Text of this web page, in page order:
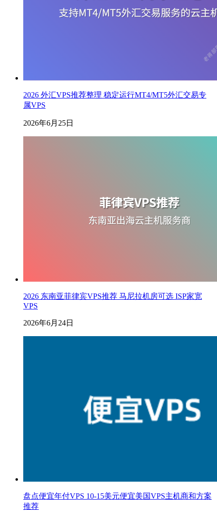
2026 外汇VPS推荐整理 稳定运行MT4/MT5外汇交易专
属VPS
2026年6月25日
2026 东南亚菲律宾VPS推荐 马尼拉机房可选 ISP家宽
VPS
2026年6月24日
盘点便宜年付VPS 10-15美元便宜美国VPS主机商和方案
推荐